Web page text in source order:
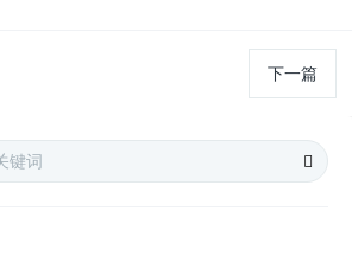
下一篇